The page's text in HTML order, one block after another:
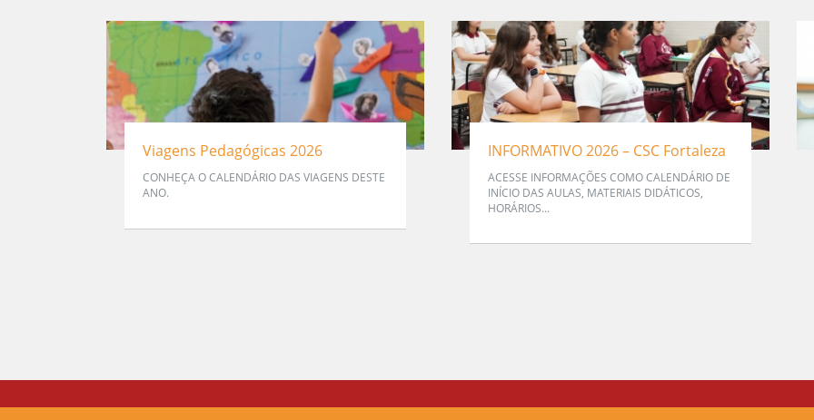
Viagens Pedagógicas 2026
CONHEÇA O CALENDÁRIO DAS VIAGENS DESTE
ANO.
INFORMATIVO 2026 – CSC Fortaleza
ACESSE INFORMAÇÕES COMO CALENDÁRIO DE
INÍCIO DAS AULAS, MATERIAIS DIDÁTICOS,
HORÁRIOS...